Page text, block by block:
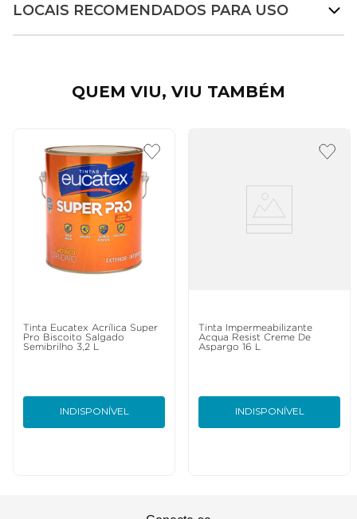
LOCAIS RECOMENDADOS PARA USO
QUEM VIU, VIU TAMBÉM
Tinta Eucatex Acrílica Super
Pro Biscoito Salgado
Semibrilho 3,2 L
INDISPONÍVEL
Tinta Impermeabilizante
Acqua Resist Creme De
Aspargo 16 L
INDISPONÍVEL